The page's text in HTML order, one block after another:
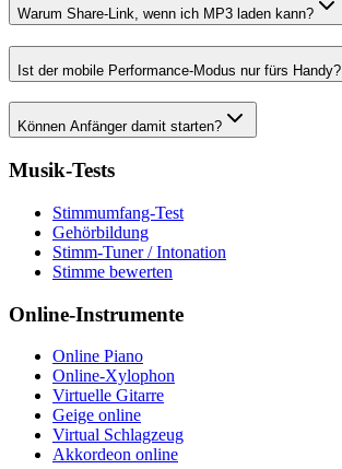
Warum Share-Link, wenn ich MP3 laden kann?
Ist der mobile Performance-Modus nur fürs Handy?
Können Anfänger damit starten?
Musik-Tests
Stimmumfang-Test
Gehörbildung
Stimm-Tuner / Intonation
Stimme bewerten
Online-Instrumente
Online Piano
Online-Xylophon
Virtuelle Gitarre
Geige online
Virtual Schlagzeug
Akkordeon online